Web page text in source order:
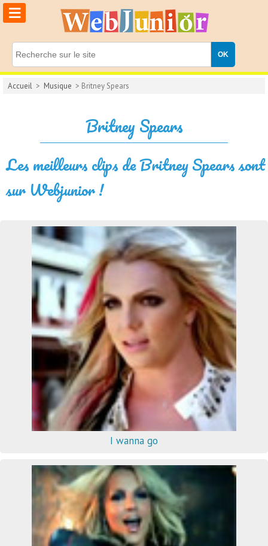
≡
Accueil > Musique > Britney Spears
Britney Spears
Les meilleurs clips de Britney Spears sont
sur Webjunior !
I wanna go